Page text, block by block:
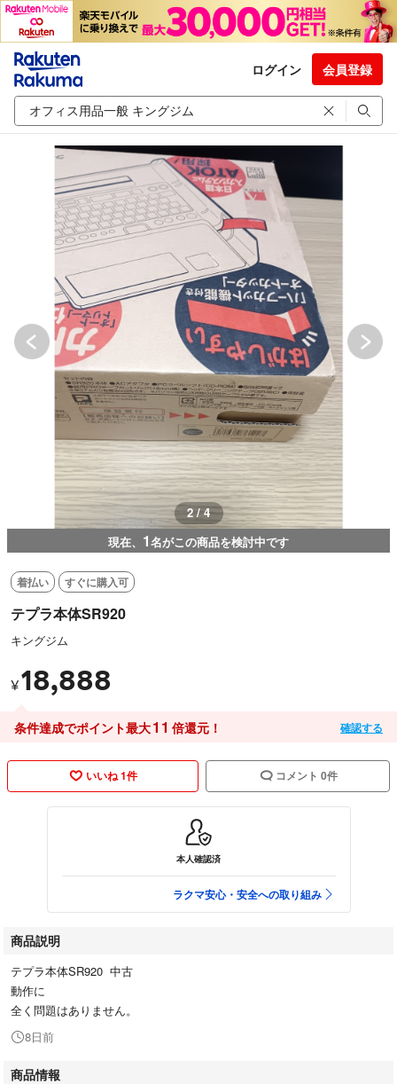
ログイン 会員登録
3 / 4
現在、 1名がこの商品を検討中です
着払い すぐに購入可
テプラ本体SR920
キングジム
¥18,888
条件達成でポイント最大11 倍還元！ 確認する
いいね 1件 コメント 0件
本人確認済
ラクマ安心・安全への取り組み
商品説明
テプラ本体SR920 中古
動作に
全く問題はありません。
8日前
商品情報